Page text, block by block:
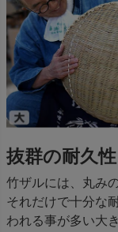
抜群の耐久性
竹ザルには、丸み
それだけで十分な
われる事が多い大